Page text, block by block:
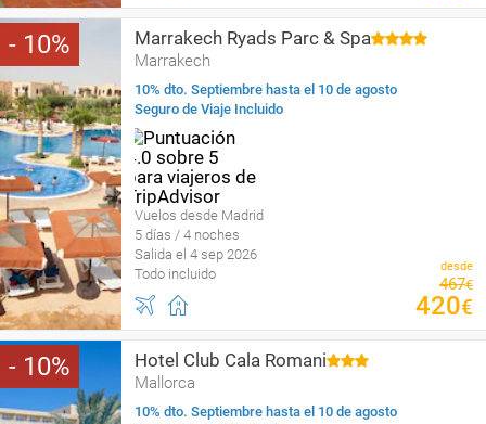
10 Marrakech Ryads Parc & Spa
Marrakech
10% dto. Septiembre hasta el 10 de agosto
Seguro de Viaje Incluido
Vuelos desde Madrid
5 días / 4 noches
Salida el 4 sep 2026
Todo incluido
desde
467€
420€
10 Hotel Club Cala Romani
Mallorca
10% dto. Septiembre hasta el 10 de agosto